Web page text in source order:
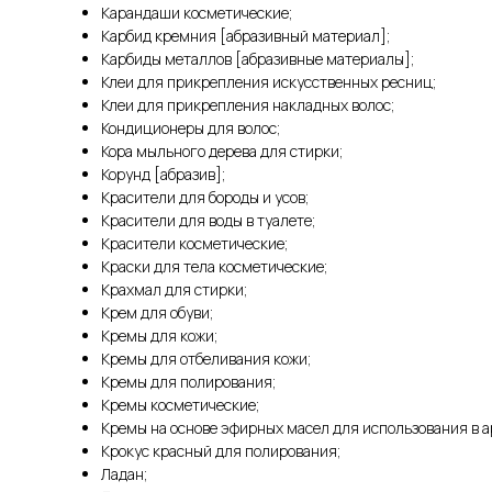
Карандаши косметические;
Карбид кремния [абразивный материал];
Карбиды металлов [абразивные материалы];
Клеи для прикрепления искусственных ресниц;
Клеи для прикрепления накладных волос;
Кондиционеры для волос;
Кора мыльного дерева для стирки;
Корунд [абразив];
Красители для бороды и усов;
Красители для воды в туалете;
Красители косметические;
Краски для тела косметические;
Крахмал для стирки;
Крем для обуви;
Кремы для кожи;
Кремы для отбеливания кожи;
Кремы для полирования;
Кремы косметические;
Кремы на основе эфирных масел для использования в
Крокус красный для полирования;
Ладан;